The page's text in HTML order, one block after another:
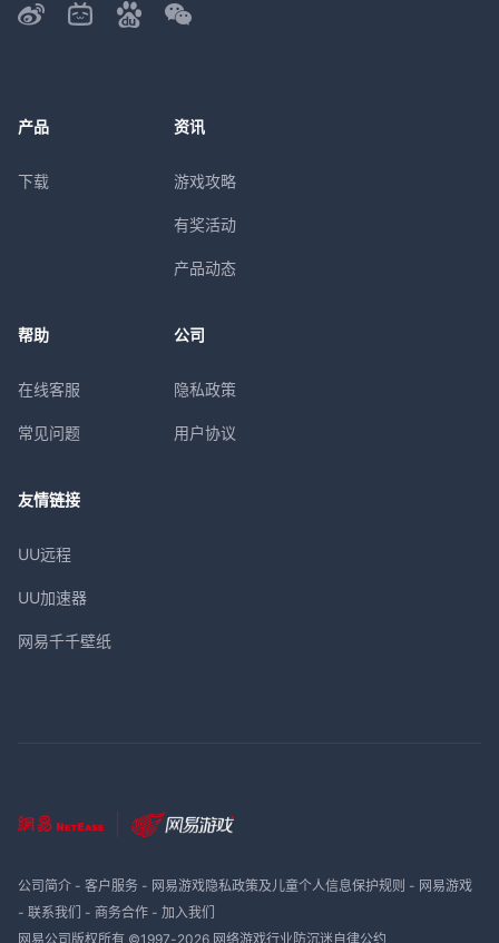
产品
下载
资讯
游戏攻略
有奖活动
产品动态
帮助
在线客服
常见问题
公司
隐私政策
用户协议
友情链接
UU远程
UU加速器
网易千千壁纸
公司简介- 客户服务- 网易游戏隐私政策及儿童个人信息保护规则 - 网易游戏
- 联系我们 - 商务合作- 加入我们
网易公司版权所有 ©1997-2026 网络游戏行业防沉迷自律公约